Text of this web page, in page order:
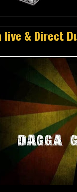
& Direct